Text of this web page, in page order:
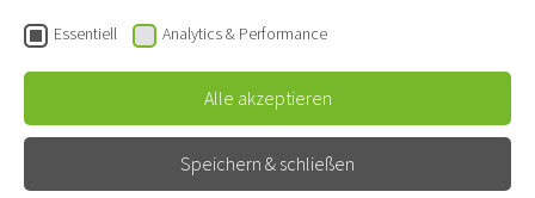
Ambulanz
Gehört zuThoraxonkologie
Kontakt
Essentiell Analytics & Performance
Alle akzeptieren
Speichern & schließen